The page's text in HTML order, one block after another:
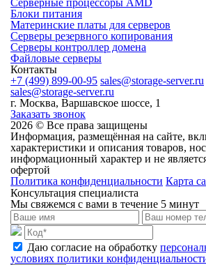
Серверные процессоры AMD
Блоки питания
Материнские платы для серверов
Серверы резервного копирования
Серверы контроллер домена
Файловые серверы
Контакты
+7 (499) 899-00-95 sales@storage-server.ru
sales@storage-server.ru
г. Москва, Варшавское шоссе, 1
Заказать звонок
2026 © Все права защищены
Информация, размещённая на сайте,
характеристики и описания товаров,
информационный характер и не
офертой
Политика конфиденциальности Карта
Консультация специалиста
Мы свяжемся с вами в течение 5 минут
Даю согласие на обработку
условиях политики